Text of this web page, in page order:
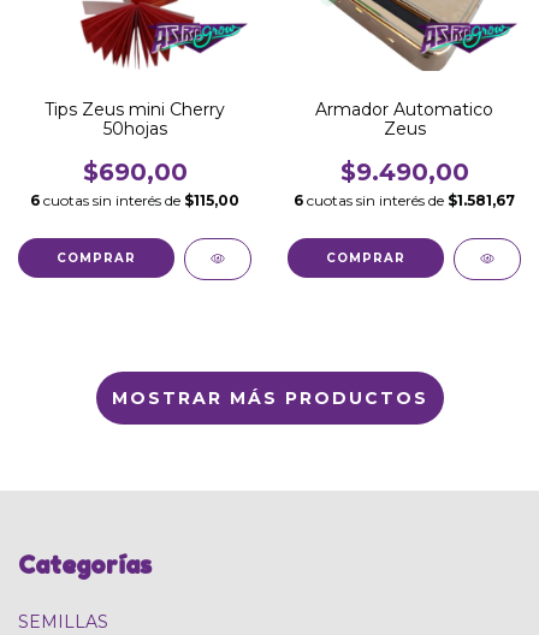
Tips Zeus mini Cherry
50hojas
$690,00
6 cuotas sin interés de $115,00
Armador Automatico
Zeus
$9.490,00
6 cuotas sin interés de $1.581,67
MOSTRAR MÁS PRODUCTOS
Categorías
SEMILLAS